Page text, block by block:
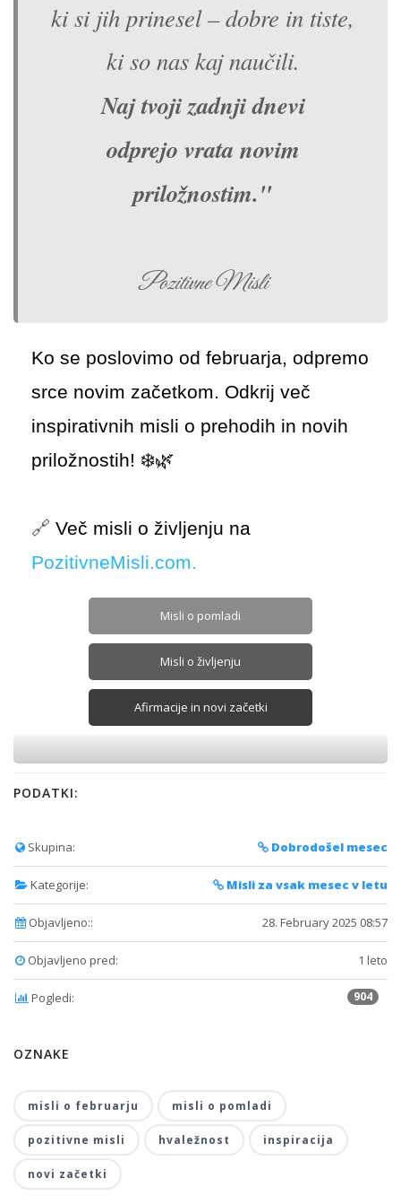
ki si jih prinesel – dobre in tiste,
ki so nas kaj naučili.
Naj tvoji zadnji dnevi
odprejo vrata novim
priložnostim."
Pozitivne Misli
Ko se poslovimo od februarja, odpremo
srce novim začetkom. Odkrij več
inspirativnih misli o prehodih in novih
priložnostih! ❄️🌿
🔗 Več misli o življenju na
PozitivneMisli.com.
Misli o pomladi
Misli o življenju
Afirmacije in novi začetki
PODATKI:
Skupina: Dobrodošel mesec
Kategorije: Misli za vsak mesec v letu
Objavljeno:: 28. February 2025 08:57
Objavljeno pred: 1 leto
Pogledi: 904
OZNAKE
misli o februarju misli o pomladi
pozitivne misli hvaležnost inspiracija
novi začetki